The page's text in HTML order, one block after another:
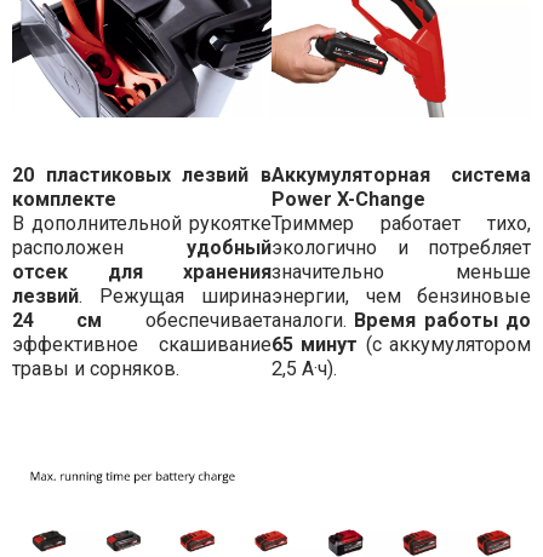
20 пластиковых лезвий в
комплекте
В дополнительной рукоятке
расположен удобный
отсек для хранения
лезвий. Режущая ширина
24 см обеспечивает
эффективное скашивание
травы и сорняков.
Аккумуляторная система
Power X-Change
Триммер работает тихо,
экологично и потребляет
значительно меньше
энергии, чем бензиновые
аналоги. Время работы до
65 минут (с аккумулятором
2,5 А·ч).